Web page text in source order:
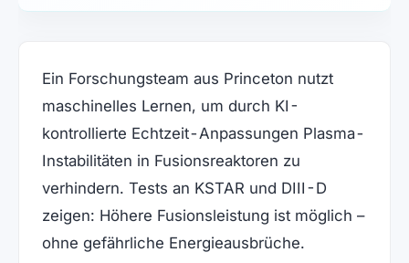
Ein Forschungsteam aus Princeton nutzt
maschinelles Lernen, um durch KI-
kontrollierte Echtzeit-Anpassungen Plasma-
Instabilitäten in Fusionsreaktoren zu
verhindern. Tests an KSTAR und DIII-D
zeigen: Höhere Fusionsleistung ist möglich –
ohne gefährliche Energieausbrüche.